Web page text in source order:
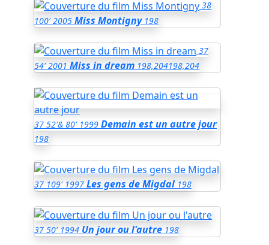
38
100' 2005 Miss Montigny 198
37
54' 2001 Miss in dream 198,204198,204
37 52'& 80' 1999 Demain est un autre jour
198
37 109' 1997 Les gens de Migdal 198
37 50' 1994 Un jour ou l'autre 198